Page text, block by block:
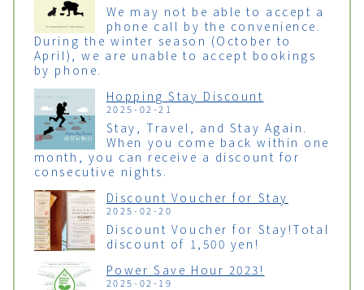
We may not be able to accept a
phone call by the convenience.
During the winter season (October to
April), we are unable to accept bookings
by phone.
Hopping Stay Discount
2025-02-21
Stay, Travel, and Stay Again.
When you come back within one
month, you can receive a discount for
consecutive nights.
Discount Voucher for Stay
2025-02-20
Discount Voucher for Stay!Total
discount of 1,500 yen!
Power Save Hour 2023!
2025-02-19